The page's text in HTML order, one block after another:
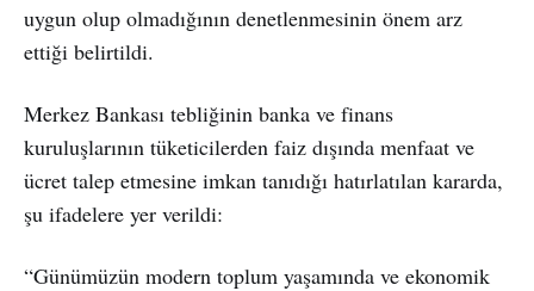
uygun olup olmadığının denetlenmesinin önem arz
ettiği belirtildi.
Merkez Bankası tebliğinin banka ve finans
kuruluşlarının tüketicilerden faiz dışında menfaat ve
ücret talep etmesine imkan tanıdığı hatırlatılan kararda,
şu ifadelere yer verildi:
“Günümüzün modern toplum yaşamında ve ekonomik